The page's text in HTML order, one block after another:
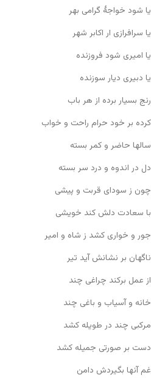
یا شود خواجهٔ گرامی بهر
یا سرافرازی ار اکابر شهر
یا امیری شود فروزنده
یا دبیری دیار سوزنده
رنج بسیار برده از هر باب
کرده بر خود حرام راحت و خواب
سالها حاضر و کمر بسته
دل در اندوه و درد سر بسته
چون ز سودای قربت و پیشی
با سعادت دلش کند خویشی
جور و خواری کشد ز شاه و امیر
ناگهان بر نشانش آید تیر
از عمل برکند چراغی چند
خانه و آسیاب و باغی چند
مرکبی چند در طویله کشد
دست بر صورتی جمیله کشد
غم آنها بگیردش دامن